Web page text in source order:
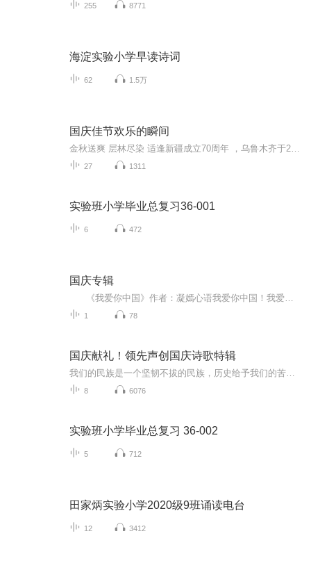
255 8771
海淀实验小学早读诗词
62 1.5万
国庆佳节欢乐的瞬间
27 1311
实验班小学毕业总复习36-001
6 472
国庆专辑
1 78
国庆献礼！领先声创国庆诗歌特辑
8 6076
实验班小学毕业总复习 36-002
5 712
田家炳实验小学2020级9班诵读电台
12 3412